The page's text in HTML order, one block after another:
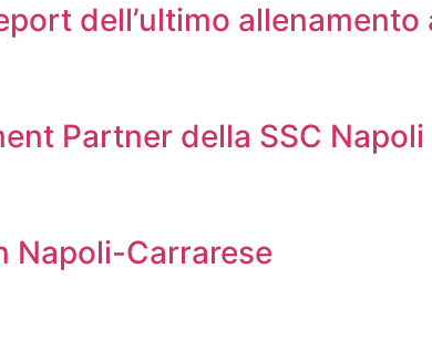
dell’ultimo allenamento
Partner della SSC Napoli
Napoli-Carrarese